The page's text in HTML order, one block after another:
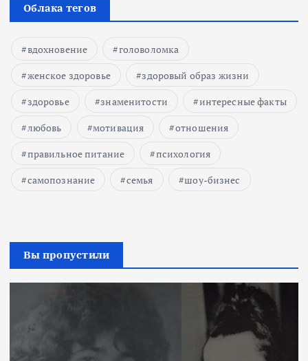
Облака тегов
вдохновение
головоломка
женское здоровье
здоровый образ жизни
здоровье
знаменитости
интересные факты
любовь
мотивация
отношения
правильное питание
психология
самопознание
семья шоу-бизнес
Вы пропустили